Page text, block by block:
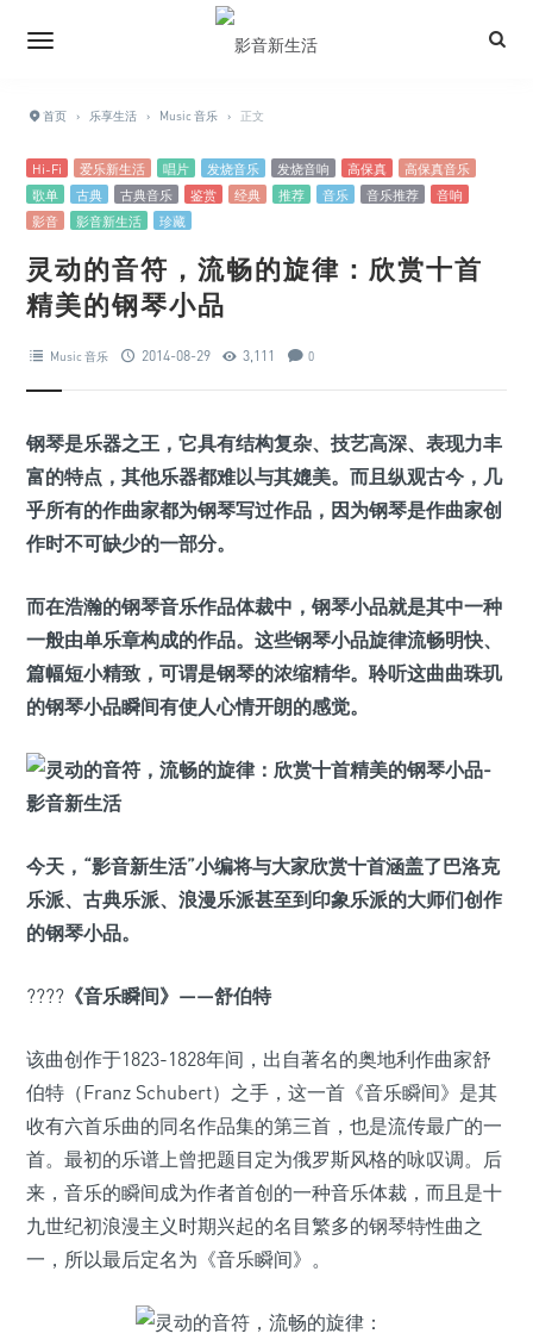
首页 › 乐享生活 › Music 音乐 › 正文
Hi-Fi 爱乐新生活 唱片 发烧音乐 发烧音响 高保真
高保真音乐
歌单
古典 古典音乐 鉴赏 经典 推荐 音乐 音乐推荐
音响
影音
影音新生活 珍藏
灵动的音符，流畅的旋律：欣赏十首
精美的钢琴小品
Music 音乐 2014-08-29 3,111 0
钢琴是乐器之王，它具有结构复杂、技艺高深、表现力丰
富的特点，其他乐器都难以与其媲美。而且纵观古今，几
乎所有的作曲家都为钢琴写过作品，因为钢琴是作曲家创
作时不可缺少的一部分。
而在浩瀚的钢琴音乐作品体裁中，钢琴小品就是其中一种
一般由单乐章构成的作品。这些钢琴小品旋律流畅明快、
篇幅短小精致，可谓是钢琴的浓缩精华。聆听这曲曲珠玑
的钢琴小品瞬间有使人心情开朗的感觉。
今天，“影音新生活”小编将与大家欣赏十首涵盖了巴洛克
乐派、古典乐派、浪漫乐派甚至到印象乐派的大师们创作
的钢琴小品。
???? 《音乐瞬间》——舒伯特
该曲创作于1823-1828年间，出自著名的奥地利作曲家舒
伯特（Franz Schubert）之手，这一首《音乐瞬间》是其
收有六首乐曲的同名作品集的第三首，也是流传最广的一
首。最初的乐谱上曾把题目定为俄罗斯风格的咏叹调。后
来，音乐的瞬间成为作者首创的一种音乐体裁，而且是十
九世纪初浪漫主义时期兴起的名目繁多的钢琴特性曲之
一，所以最后定名为《音乐瞬间》。